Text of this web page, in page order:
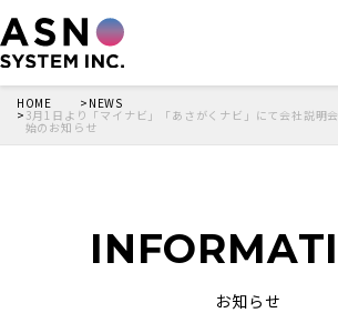
HOME NEWS
3月1日より「マイナビ」「あさがくナビ」にて会社説明
始のお知らせ
お知らせ